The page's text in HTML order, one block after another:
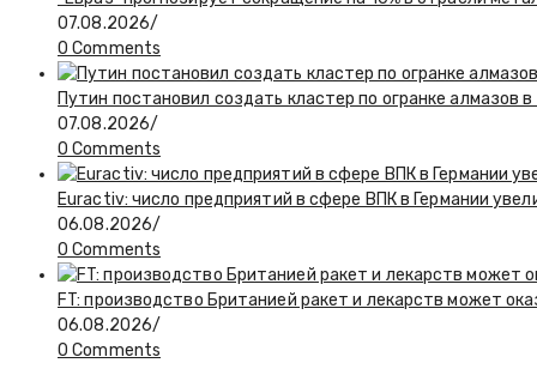
07.08.2026/
0 Comments
Путин постановил создать кластер по огранке алмазов
07.08.2026/
0 Comments
Euractiv: число предприятий в сфере ВПК в Германии
06.08.2026/
0 Comments
FT: производство Британией ракет и лекарств может
06.08.2026/
0 Comments